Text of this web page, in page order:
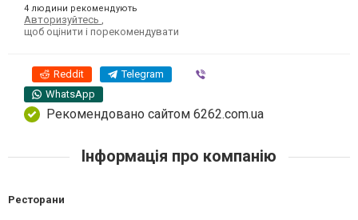
4 людини рекомендують
Авторизуйтесь
щоб оцінити і порекомендувати
Reddit Telegram
WhatsApp
Рекомендовано сайтом 6262.com.ua
Інформація про компанію
Ресторани